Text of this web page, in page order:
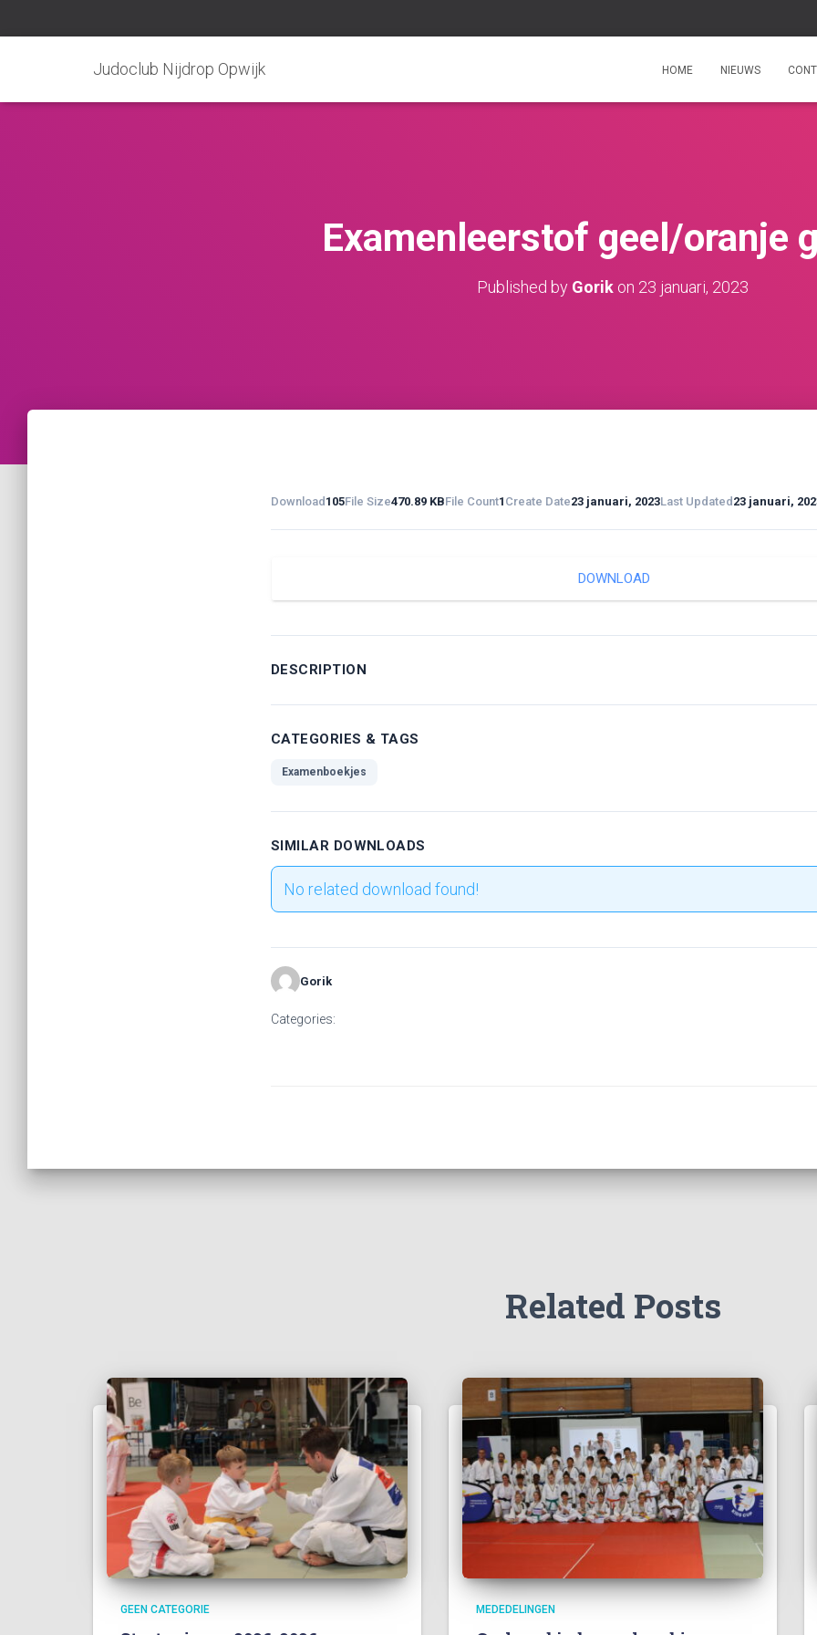
Judoclub Nijdrop Opwijk HOME NIEUWS
Examenleerstof geel/oranje
Published by Gorik on 23 januari, 2023
Download 105File Size470.89 KBFile Count1 Create Date23 januari, 2023Last Updated 23 januari,
DOWNLOAD
DESCRIPTION
CATEGORIES & TAGS
Examenboekjes
SIMILAR DOWNLOADS
No related download found!
Gorik
Categories:
Related Posts
GEEN CATEGORIE MEDEDELINGEN